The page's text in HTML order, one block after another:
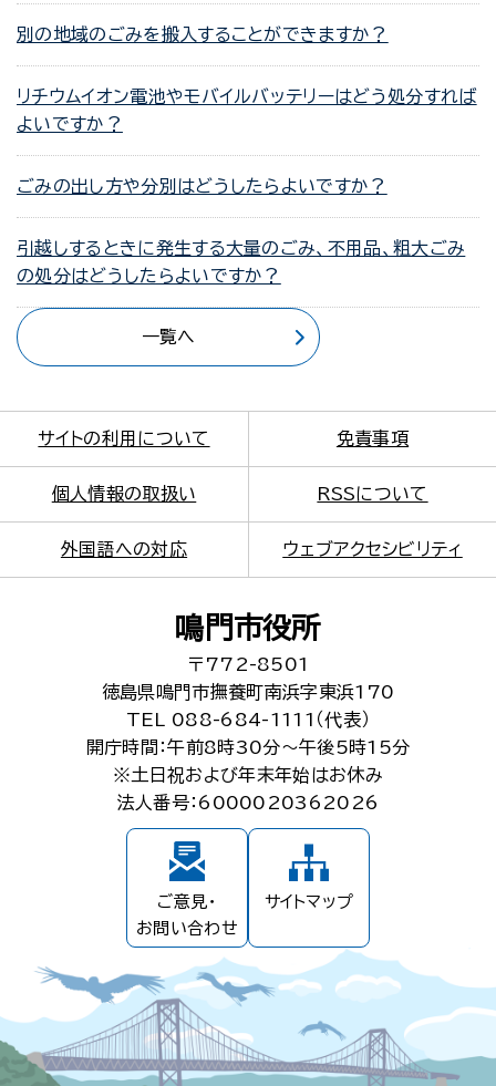
別の地域のごみを搬入することができますか？
リチウムイオン電池やモバイルバッテリーはどう処分すれば
よいですか？
ごみの出し方や分別はどうしたらよいですか？
引越しするときに発生する大量のごみ、不用品、粗大ごみ
の処分はどうしたらよいですか？
一覧へ
サイトの利用について 免責事項
個人情報の取扱い RSSについて
外国語への対応 ウェブアクセシビリティ
鳴門市役所
〒772-8501
徳島県鳴門市撫養町南浜字東浜170
TEL 088-684-1111（代表）
開庁時間：午前8時30分～午後5時15分
※土日祝および年末年始はお休み
法人番号：6000020362026
ご意見・
お問い合わせ
サイトマップ